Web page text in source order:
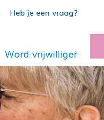
Heb je een vraag?
Word vrijwilliger